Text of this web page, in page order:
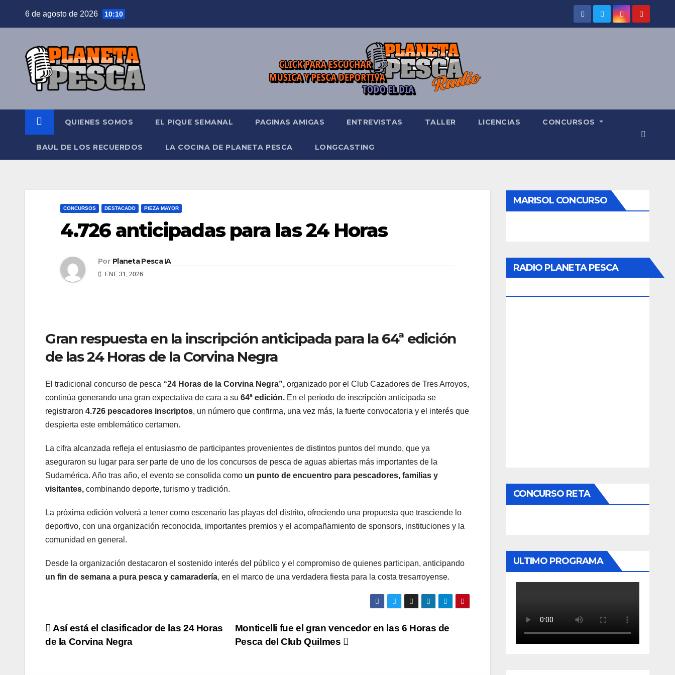
6 de agosto de 2026 10:10
QUIENES SOMOS EL PIQUE SEMANAL PAGINAS AMIGAS ENTREVISTAS TALLER LICENCIAS CONCURSOS
BAUL DE LOS RECUERDOS LA COCINA DE PLANETA PESCA LONGCASTING
CONCURSOS DESTACADO PIEZA MAYOR
4.726 anticipadas para las 24 Horas
Por Planeta Pesca IA
ENE 31, 2026
Gran respuesta en la inscripción anticipada para la 64ª edición
de las 24 Horas de la Corvina Negra
El tradicional concurso de pesca “24 Horas de la Corvina Negra”, organizado por el Club Cazadores de Tres Arroyos,
continúa generando una gran expectativa de cara a su 64ª edición. En el período de inscripción anticipada se
registraron 4.726 pescadores inscriptos, un número que confirma, una vez más, la fuerte convocatoria y el interés que
despierta este emblemático certamen.
La cifra alcanzada refleja el entusiasmo de participantes provenientes de distintos puntos del mundo, que ya
aseguraron su lugar para ser parte de uno de los concursos de pesca de aguas abiertas más importantes de la
Sudamérica. Año tras año, el evento se consolida como un punto de encuentro para pescadores, familias y
visitantes, combinando deporte, turismo y tradición.
La próxima edición volverá a tener como escenario las playas del distrito, ofreciendo una propuesta que trasciende lo
deportivo, con una organización reconocida, importantes premios y el acompañamiento de sponsors, instituciones y la
comunidad en general.
Desde la organización destacaron el sostenido interés del público y el compromiso de quienes participan, anticipando
un fin de semana a pura pesca y camaradería, en el marco de una verdadera fiesta para la costa tresarroyense.
Navegación
Monticelli fue el gran vencedor en las 6 Horas de
Pesca del Club Quilmes
Así está el clasificador de las 24 Horas
de la Corvina Negra
MARISOL CONCURSO
RADIO PLANETA PESCA
CONCURSO RETA
ULTIMO PROGRAMA